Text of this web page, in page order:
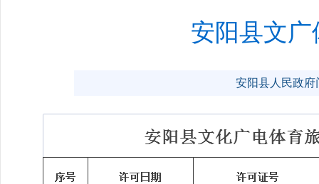
安阳县文广
安阳县人民政府